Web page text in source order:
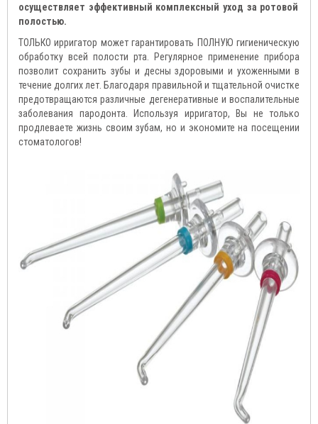
осуществляет эффективный комплексный уход за ротовой
полостью.
ТОЛЬКО ирригатор может гарантировать ПОЛНУЮ гигиеническую
обработку всей полости рта. Регулярное применение прибора
позволит сохранить зубы и десны здоровыми и ухоженными в
течение долгих лет. Благодаря правильной и тщательной очистке
предотвращаются различные дегенеративные и воспалительные
заболевания пародонта. Используя ирригатор, Вы не только
продлеваете жизнь своим зубам, но и экономите на посещении
стоматологов!